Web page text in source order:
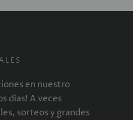
en nuestro
días! A veces
sorteos y grandes